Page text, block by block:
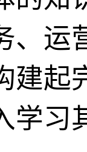
、运
建起
学习